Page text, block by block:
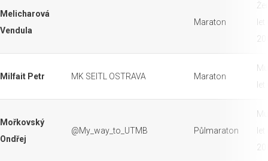
Melicharová
Vendula
Maraton
Milfait Petr MK SEITL OSTRAVA Maraton
Mořkovský
Ondřej
@My_way_to_UTMB Půlmaraton